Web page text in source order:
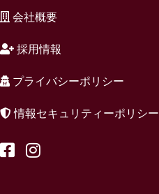
会社概要
採用情報
プライバシーポリシー
情報セキュリティーポリシー